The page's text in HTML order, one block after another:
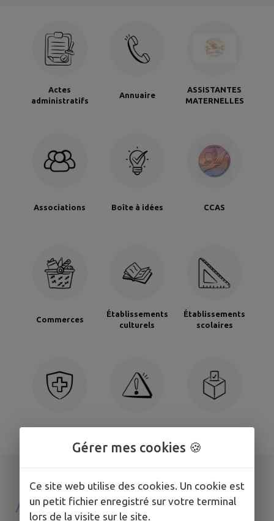
Actes
administratifs
Annuaire
ASSISTANTES
MATERNELLES
Associations Boîte à idées CCAS
Commerces
Établissements
culturels
Établissements
scolaires
AGENDA DEMON
Gérer mes cookies 🍪
Ce site web utilise des cookies. Un cookie est
un petit fichier enregistré sur votre terminal
lors de la visite sur le site.